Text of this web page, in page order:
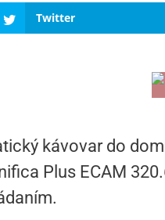
Twitter
kávovar do
Plus ECAM